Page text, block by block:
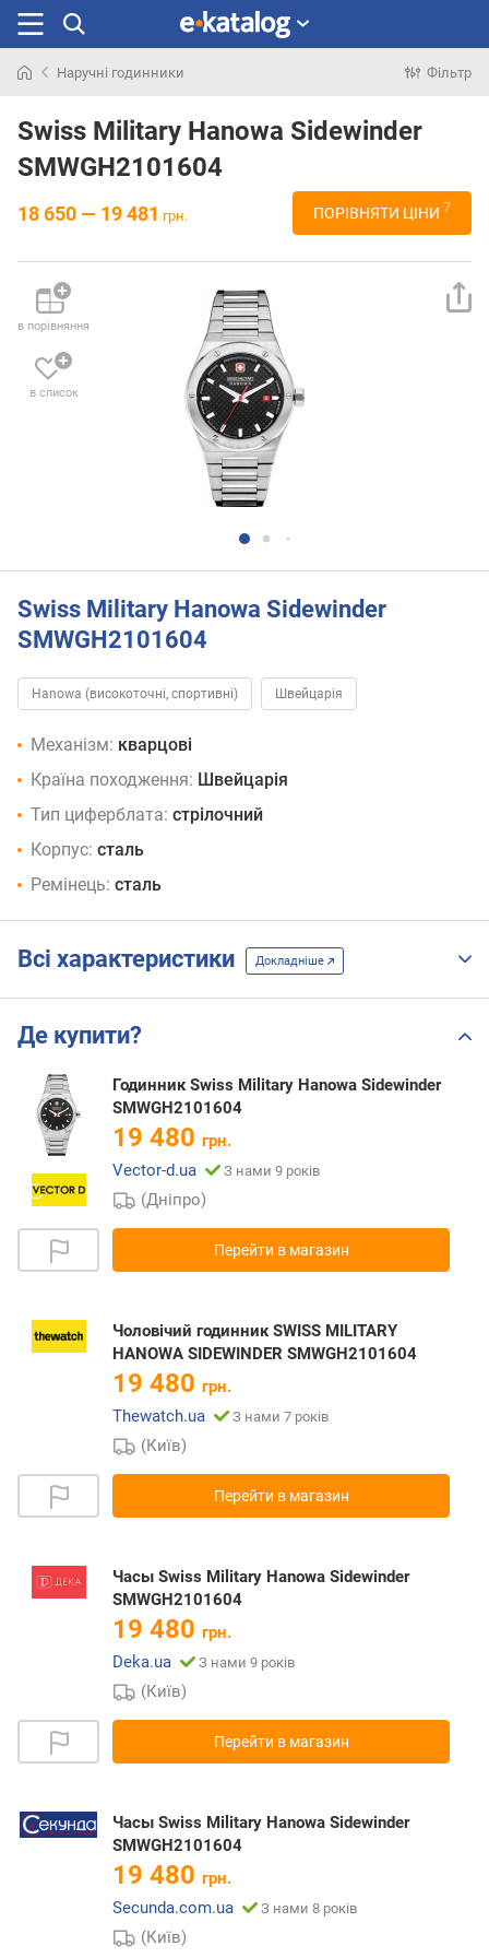
раніше
Наручні годинники Фільтр
Swiss Military Hanowa Sidewinder
SMWGH2101604
18 650 — 19 481 грн. ПОРІВНЯТИ ЦІНИ 7
в порівняння
в список
Swiss Military Hanowa Sidewinder
SMWGH2101604
Hanowa (високоточні, спортивні) Швейцарія
Механізм: кварцові
Країна походження: Швейцарія
Тип циферблата: стрілочний
Корпус: сталь
Ремінець: сталь
Всі характеристики Докладніше
Де купити?
Годинник Swiss Military Hanowa Sidewinder
SMWGH2101604
19 480 грн.
Vector-d.ua
З нами 9 років
(Дніпро)
Перейти в магазин
Чоловічий годинник SWISS MILITARY
HANOWA SIDEWINDER SMWGH2101604
19 480 грн.
Thewatch.ua
З нами 7 років
(Київ)
Перейти в магазин
Часы Swiss Military Hanowa Sidewinder
SMWGH2101604
19 480 грн.
Deka.ua
З нами 9 років
(Київ)
Перейти в магазин
Часы Swiss Military Hanowa Sidewinder
SMWGH2101604
19 480 грн.
Secunda.com.ua
З нами 8 років
(Київ)